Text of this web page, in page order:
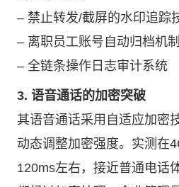
– 禁止转发/截屏的水印追踪
– 离职员工账号自动归档机制
– 全链条操作日志审计系统
3. 语音通话的加密突破
其语音通话采用自适应加密
动态调整加密强度。实测在
120ms左右，接近普通电话